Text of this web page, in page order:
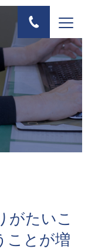
がたいこ
ことが増